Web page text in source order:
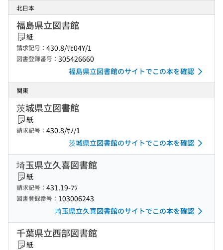
北日本
福島県立図書館
紙
請求記号： 430.8/ｻﾋ04Y/1
図書登録番号： 305426660
福島県立図書館のサイトでこの本を確認
関東
茨城県立図書館
紙
請求記号： 430.8/ｻﾉ/1
茨城県立図書館のサイトでこの本を確認
埼玉県立久喜図書館
紙
請求記号： 431.19-ﾌﾂ
図書登録番号： 103006243
埼玉県立久喜図書館のサイトでこの本を確認
千葉県立西部図書館
紙